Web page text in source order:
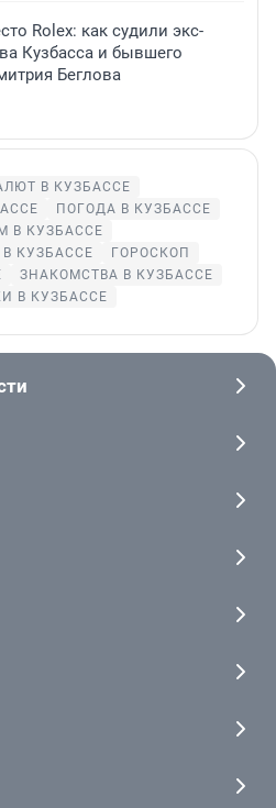
Rolex: как судили экс-
Кузбасса и бывшего
Беглова
В КУЗБАССЕ
ПОГОДА В КУЗБАССЕ
В КУЗБАССЕ
КУЗБАССЕ
ГОРОСКОП
ЗНАКОМСТВА В КУЗБАССЕ
В КУЗБАССЕ